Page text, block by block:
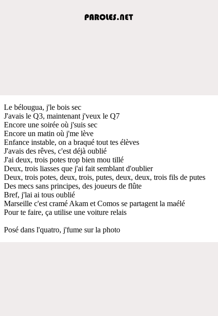
Le bélougua, j'le bois sec
J'avais le Q3, maintenant j'veux le Q7
Encore une soirée où j'suis sec
Encore un matin où j'me lève
Enfance instable, on a braqué tout tes élèves
J'avais des rêves, c'est déjà oublié
J'ai deux, trois potes trop bien mou tillé
Deux, trois liasses que j'ai fait semblant d'oublier
Deux, trois potes, deux, trois, putes, deux, deux, trois fils de putes
Des mecs sans principes, des joueurs de flûte
Bref, j'lai ai tous oublié
Marseille c'est cramé Akam et Comos se partagent la maélé
Pour te faire, ça utilise une voiture relais
Posé dans l'quatro, j'fume sur la photo